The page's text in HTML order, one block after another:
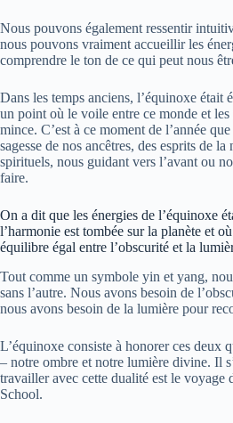
Nous pouvons également ressentir
nous pouvons vraiment accueillir les
comprendre le ton de ce qui peut nous
Dans les temps anciens, l’équinoxe était
un point où le voile entre ce monde et
mince. C’est à ce moment de l’année
sagesse de nos ancêtres, des esprits de
spirituels, nous guidant vers l’avant ou
faire.
On a dit que les énergies de l’équinoxe
l’harmonie est tombée sur la planète et
équilibre égal entre l’obscurité et la
Tout comme un symbole yin et yang,
sans l’autre. Nous avons besoin de
nous avons besoin de la lumière pour
L’équinoxe consiste à honorer ces deux
– notre ombre et notre lumière divine. Il
travailler avec cette dualité est le voyage
School.